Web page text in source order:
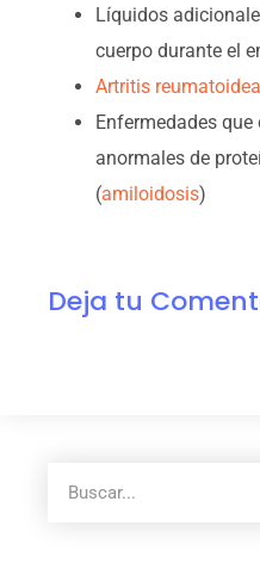
Líquidos
cuerpo durante el
Artritis reumatoidea
Enfermedades
anormales de
(amiloidosis)
Deja tu